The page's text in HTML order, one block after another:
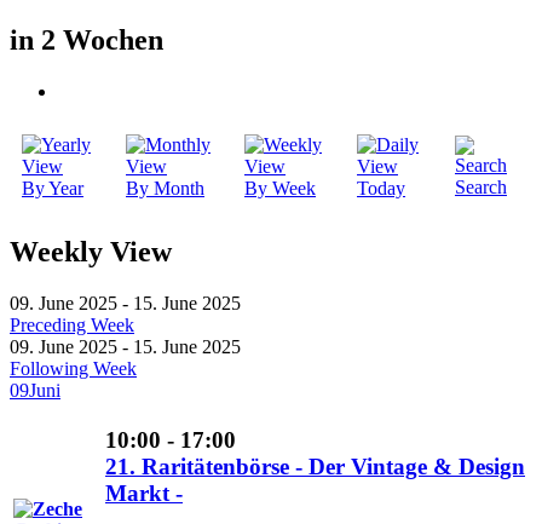
in 2 Wochen
By Year By Month By Week Today Search
Weekly View
09. June 2025 - 15. June 2025
Preceding Week
09. June 2025 - 15. June 2025
Following Week
09Juni
10:00 - 17:00
21. Raritätenbörse - Der Vintage & Design
Markt -